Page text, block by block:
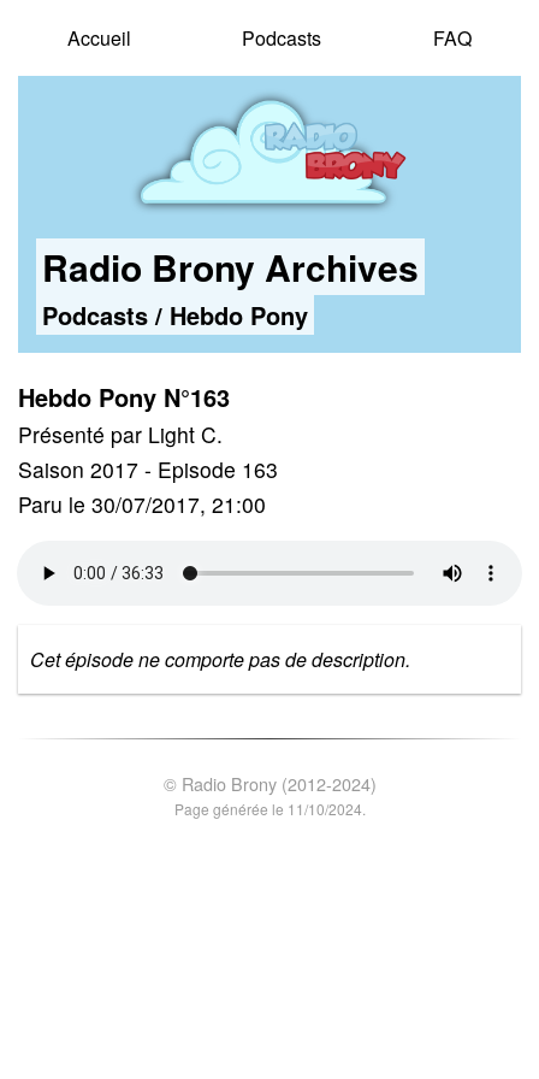
Accueil Podcasts FAQ
Radio Brony Archives
Podcasts/ Hebdo Pony
Hebdo Pony N°163
Présenté par Light C.
Saison 2017 - Episode 163
Paru le 30/07/2017, 21:00
Cet épisode ne comporte pas de description.
© Radio Brony (2012-2024)
Page générée le 11/10/2024.